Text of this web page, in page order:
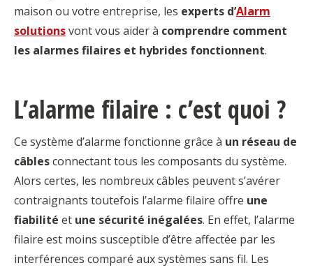
maison ou votre entreprise, les experts d’Alarm
solutionsvont vous aider à comprendre comment
les alarmes filaires et hybrides fonctionnent.
L’alarme filaire : c’est quoi ?
Ce système d’alarme fonctionne grâce à un réseau de
câblesconnectant tous les composants du système.
Alors certes, les nombreux câbles peuvent s’avérer
contraignants toutefois l’alarme filaire offre une
fiabilité et une sécurité inégalées. En effet, l’alarme
filaire est moins susceptible d’être affectée par les
interférences comparé aux systèmes sans fil. Les